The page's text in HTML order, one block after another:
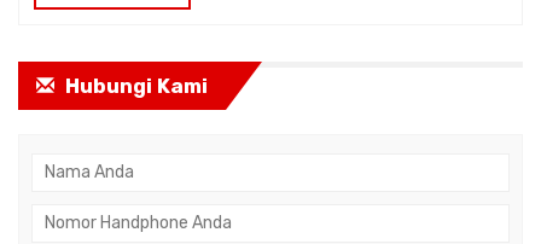
Hubungi Kami